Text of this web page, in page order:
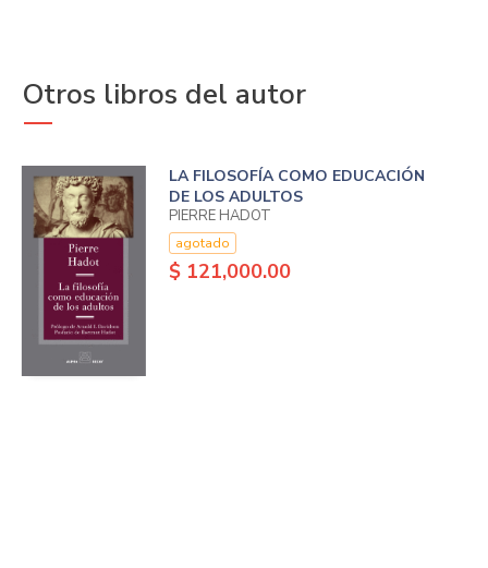
Otros libros del autor
LA FILOSOFÍA COMO EDUCACIÓN
DE LOS ADULTOS
PIERRE HADOT
agotado
$ 121,000.00